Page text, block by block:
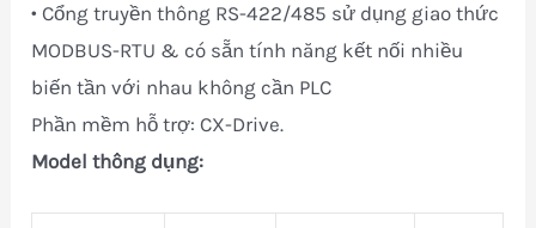
• Cổng truyền thông RS-422/485 sử dụng giao thức
MODBUS-RTU & có sẵn tính năng kết nối nhiều
biến tần với nhau không cần PLC
Phần mềm hỗ trợ: CX-Drive.
Model thông dụng: